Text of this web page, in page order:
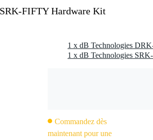
FIFTY Hardware Kit
Commandez dès
maintenant pour une